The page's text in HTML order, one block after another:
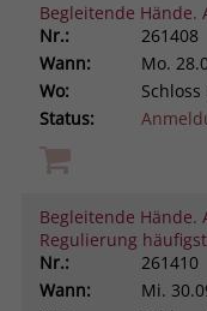
Begleitende Hände.
Nr.:
261408
Wann:
Mo.
Wo:
Status:
Begleitende Hände.
Regulierung
Nr.:
261410
Wann:
Mi.